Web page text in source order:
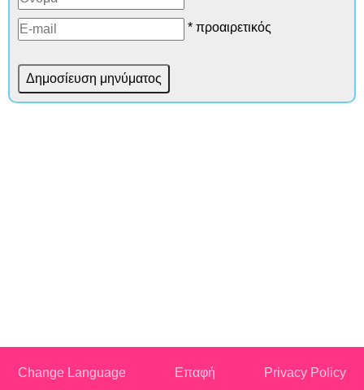
* προαιρετικός
Change Language Επαφή Privacy Policy